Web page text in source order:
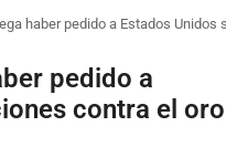
haber pedido a Estados Unidos
pedido a
contra el oro